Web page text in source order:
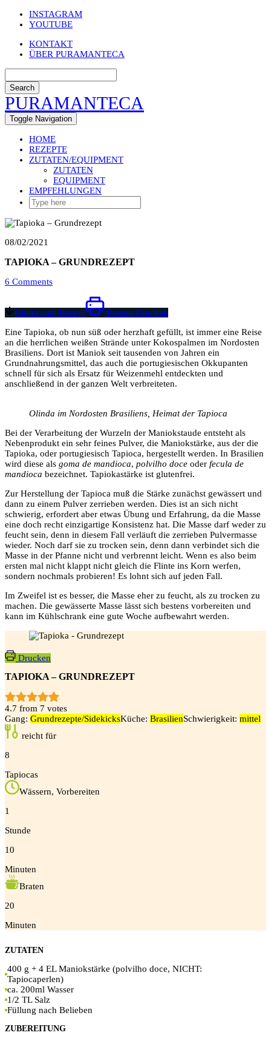
Skip
INSTAGRAM
YOUTUBE
KONTAKT
ÜBER PURAMANTECA
Search
PURAMANTECA
Toggle Navigation
HOME
REZEPTE
ZUTATEN/EQUIPMENT
ZUTATEN
EQUIPMENT
EMPFEHLUNGEN
08/02/2021
TAPIOKA – GRUNDREZEPT
6 Comments
Direkt zum Rezept
Rezept Drucken
Eine Tapioka, ob nun süß oder herzhaft gefüllt, ist immer eine Reise
an die herrlichen weißen Strände unter Kokospalmen im Nordosten
Brasiliens. Dort ist Maniok seit tausenden von Jahren ein
Grundnahrungsmittel, das auch die portugiesischen Okkupanten
schnell für sich als Ersatz für Weizenmehl entdeckten und
anschließend in der ganzen Welt verbreiteten.
Olinda im Nordosten Brasiliens, Heimat der Tapioca
Bei der Verarbeitung der Wurzeln der Maniokstaude entsteht als
Nebenprodukt ein sehr feines Pulver, die Maniokstärke, aus der die
Tapioka, oder portugiesisch Tapioca, hergestellt werden. In Brasilien
wird diese als goma de mandioca, polvilho doce oder fecula de
mandioca bezeichnet. Tapiokastärke ist glutenfrei.
Zur Herstellung der Tapioca muß die Stärke zunächst gewässert und
dann zu einem Pulver zerrieben werden. Dies ist an sich nicht
schwierig, erfordert aber etwas Übung und Erfahrung, da die Masse
eine doch recht einzigartige Konsistenz hat. Die Masse darf weder zu
feucht sein, denn in diesem Fall verläuft die zerrieben Pulvermasse
wieder. Noch darf sie zu trocken sein, denn dann verbindet sich die
Masse in der Pfanne nicht und verbrennt leicht. Wenn es also beim
ersten mal nicht klappt nicht gleich die Flinte ins Korn werfen,
sondern nochmals probieren! Es lohnt sich auf jeden Fall.
Im Zweifel ist es besser, die Masse eher zu feucht, als zu trocken zu
machen. Die gewässerte Masse lässt sich bestens vorbereiten und
kann im Kühlschrank eine gute Woche aufbewahrt werden.
Drucken
TAPIOKA – GRUNDREZEPT
4.7 from 7 votes
Gang: Grundrezepte/SidekicksKüche: BrasilienSchwierigkeit: mittel
reicht für
8
Tapiocas
Wässern, Vorbereiten
1
Stunde
10
Minuten
Braten
20
Minuten
ZUTATEN
400 g + 4 EL Maniokstärke (polvilho doce, NICHT:
Tapiocaperlen)
ca. 200ml Wasser
1/2 TL Salz
Füllung nach Belieben
ZUBEREITUNG